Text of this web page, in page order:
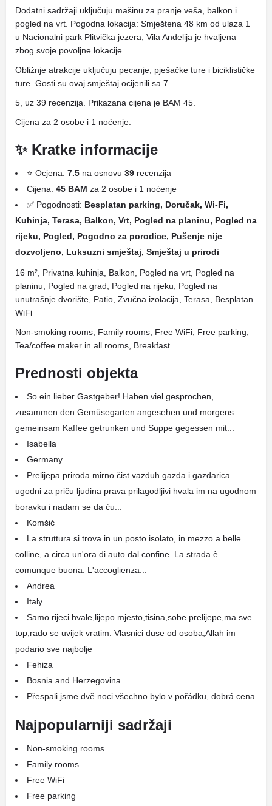
Dodatni sadržaji uključuju mašinu za pranje veša, balkon i
pogled na vrt. Pogodna lokacija: Smještena 48 km od ulaza 1
u Nacionalni park Plitvička jezera, Vila Anđelija je hvaljena
zbog svoje povoljne lokacije.
Obližnje atrakcije uključuju pecanje, pješačke ture i biciklističke
ture. Gosti su ovaj smještaj ocijenili sa 7.
5, uz 39 recenzija. Prikazana cijena je BAM 45.
Cijena za 2 osobe i 1 noćenje.
✨ Kratke informacije
⭐ Ocjena: 7.5 na osnovu 39 recenzija
Cijena: 45 BAM za 2 osobe i 1 noćenje
✅ Pogodnosti: Besplatan parking, Doručak, Wi-Fi,
Kuhinja, Terasa, Balkon, Vrt, Pogled na planinu, Pogled na
rijeku, Pogled, Pogodno za porodice, Pušenje nije
dozvoljeno, Luksuzni smještaj, Smještaj u prirodi
16 m², Privatna kuhinja, Balkon, Pogled na vrt, Pogled na
planinu, Pogled na grad, Pogled na rijeku, Pogled na
unutrašnje dvorište, Patio, Zvučna izolacija, Terasa, Besplatan
WiFi
Non-smoking rooms, Family rooms, Free WiFi, Free parking,
Tea/coffee maker in all rooms, Breakfast
Prednosti objekta
So ein lieber Gastgeber! Haben viel gesprochen,
zusammen den Gemüsegarten angesehen und morgens
gemeinsam Kaffee getrunken und Suppe gegessen mit...
Isabella
Germany
Prelijepa priroda mirno čist vazduh gazda i gazdarica
ugodni za priču ljudina prava prilagodljivi hvala im na ugodnom
boravku i nadam se da ću...
Komšić
La struttura si trova in un posto isolato, in mezzo a belle
colline, a circa un'ora di auto dal confine. La strada è
comunque buona. L'accoglienza...
Andrea
Italy
Samo rijeci hvale,lijepo mjesto,tisina,sobe prelijepe,ma sve
top,rado se uvijek vratim. Vlasnici duse od osoba,Allah im
podario sve najbolje
Fehiza
Bosnia and Herzegovina
Přespali jsme dvě noci všechno bylo v pořádku, dobrá cena
Najpopularniji sadržaji
Non-smoking rooms
Family rooms
Free WiFi
Free parking